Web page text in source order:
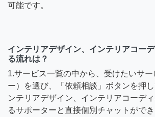
可能です。
インテリアデザイン、インテリアコー
る流れは？
1.サービス一覧の中から、受けたいサー
ー）を選び、「依頼相談」ボタンを押
ンテリアデザイン、インテリアコーデ
るサポーターと直接個別チャットがで